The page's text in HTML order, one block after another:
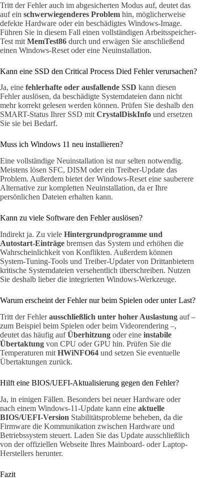
Tritt der Fehler auch im abgesicherten Modus auf, deutet das
auf ein schwerwiegenderes Problem hin, möglicherweise
defekte Hardware oder ein beschädigtes Windows-Image.
Führen Sie in diesem Fall einen vollständigen Arbeitsspeicher-
Test mit MemTest86 durch und erwägen Sie anschließend
einen Windows-Reset oder eine Neuinstallation.
Kann eine SSD den Critical Process Died Fehler verursachen?
Ja, eine fehlerhafte oder ausfallende SSD kann diesen
Fehler auslösen, da beschädigte Systemdateien dann nicht
mehr korrekt gelesen werden können. Prüfen Sie deshalb den
SMART-Status Ihrer SSD mitCrystalDiskInfo und ersetzen
Sie sie bei Bedarf.
Muss ich Windows 11 neu installieren?
Eine vollständige Neuinstallation ist nur selten notwendig.
Meistens lösen SFC, DISM oder ein Treiber-Update das
Problem. Außerdem bietet der Windows-Reset eine sauberere
Alternative zur kompletten Neuinstallation, da er Ihre
persönlichen Dateien erhalten kann.
Kann zu viele Software den Fehler auslösen?
Indirekt ja. Zu viele Hintergrundprogramme und
Autostart-Einträge bremsen das System und erhöhen die
Wahrscheinlichkeit von Konflikten. Außerdem können
System-Tuning-Tools und Treiber-Updater von Drittanbietern
kritische Systemdateien versehentlich überschreiben. Nutzen
Sie deshalb lieber die integrierten Windows-Werkzeuge.
Warum erscheint der Fehler nur beim Spielen oder unter Last?
Tritt der Fehlerausschließlich unter hoher Auslastung auf –
zum Beispiel beim Spielen oder beim Videorendering –,
deutet das häufig aufÜberhitzung oder eine instabile
Übertaktung von CPU oder GPU hin. Prüfen Sie die
Temperaturen mit HWiNFO64 und setzen Sie eventuelle
Übertaktungen zurück.
Hilft eine BIOS/UEFI-Aktualisierung gegen den Fehler?
Ja, in einigen Fällen. Besonders bei neuer Hardware oder
nach einem Windows-11-Update kann eine aktuelle
BIOS/UEFI-Version Stabilitätsprobleme beheben, da die
Firmware die Kommunikation zwischen Hardware und
Betriebssystem steuert. Laden Sie das Update ausschließlich
von der offiziellen Webseite Ihres Mainboard- oder Laptop-
Herstellers herunter.
Fazit